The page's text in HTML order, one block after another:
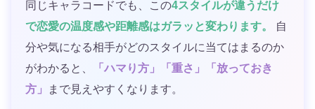
同じキャラコードでも、この4スタイルが違うだけ
で恋愛の温度感や距離感はガラッと変わります。
自
分や気になる相手がどのスタイルに当てはまるのか
がわかると、
「ハマり方」「重さ」「放っておき
方」
まで見えやすくなります。